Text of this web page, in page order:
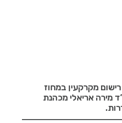
מקרקעין במחוז
מירה אריאלי מכהנת